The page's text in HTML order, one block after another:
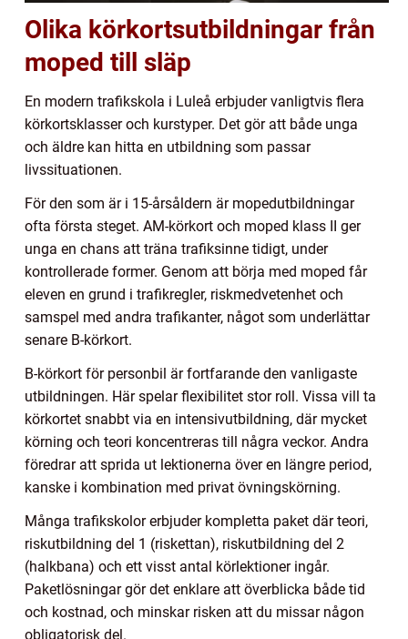
Olika körkortsutbildningar från
moped till släp
En modern trafikskola i Luleå erbjuder vanligtvis flera
körkortsklasser och kurstyper. Det gör att både unga
och äldre kan hitta en utbildning som passar
livssituationen.
För den som är i 15-årsåldern är mopedutbildningar
ofta första steget. AM-körkort och moped klass II ger
unga en chans att träna trafiksinne tidigt, under
kontrollerade former. Genom att börja med moped får
eleven en grund i trafikregler, riskmedvetenhet och
samspel med andra trafikanter, något som underlättar
senare B-körkort.
B-körkort för personbil är fortfarande den vanligaste
utbildningen. Här spelar flexibilitet stor roll. Vissa vill ta
körkortet snabbt via en intensivutbildning, där mycket
körning och teori koncentreras till några veckor. Andra
föredrar att sprida ut lektionerna över en längre period,
kanske i kombination med privat övningskörning.
Många trafikskolor erbjuder kompletta paket där teori,
riskutbildning del 1 (riskettan), riskutbildning del 2
(halkbana) och ett visst antal körlektioner ingår.
Paketlösningar gör det enklare att överblicka både tid
och kostnad, och minskar risken att du missar någon
obligatorisk del.